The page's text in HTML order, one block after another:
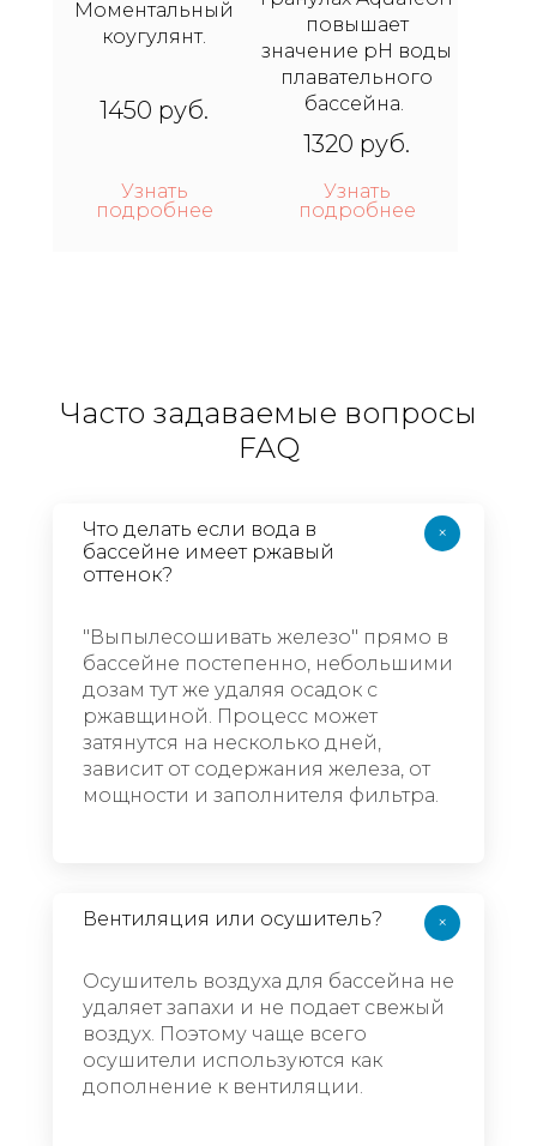
Моментальный
коугулянт.
1450 руб.
Узнать
подробнее
повышает
значение рН воды
плавательного
бассейна.
1320 руб.
Узнать
подробнее
Часто задаваемые вопросы
FAQ
Что делать если вода в
бассейне имеет ржавый
оттенок?
"Выпылесошивать железо" прямо в
бассейне постепенно, небольшими
дозам тут же удаляя осадок с
ржавщиной. Процесс может
затянутся на несколько дней,
зависит от содержания железа, от
мощности и заполнителя фильтра.
+
Вентиляция или осушитель?
Осушитель воздуха для бассейна не
удаляет запахи и не подает свежый
воздух. Поэтому чаще всего
осушители используются как
дополнение к вентиляции.
+